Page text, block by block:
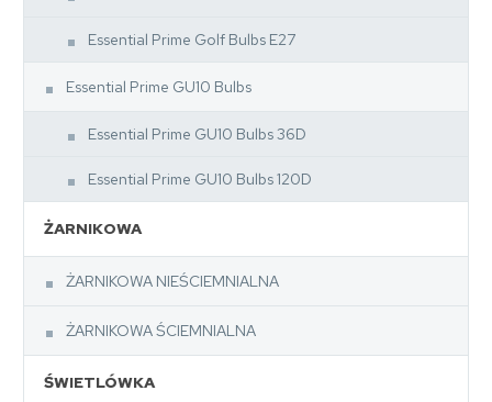
Essential Prime Golf Bulbs E27
Essential Prime GU10 Bulbs
Essential Prime GU10 Bulbs 36D
Essential Prime GU10 Bulbs 120D
ŻARNIKOWA
ŻARNIKOWA NIEŚCIEMNIALNA
ŻARNIKOWA ŚCIEMNIALNA
ŚWIETLÓWKA